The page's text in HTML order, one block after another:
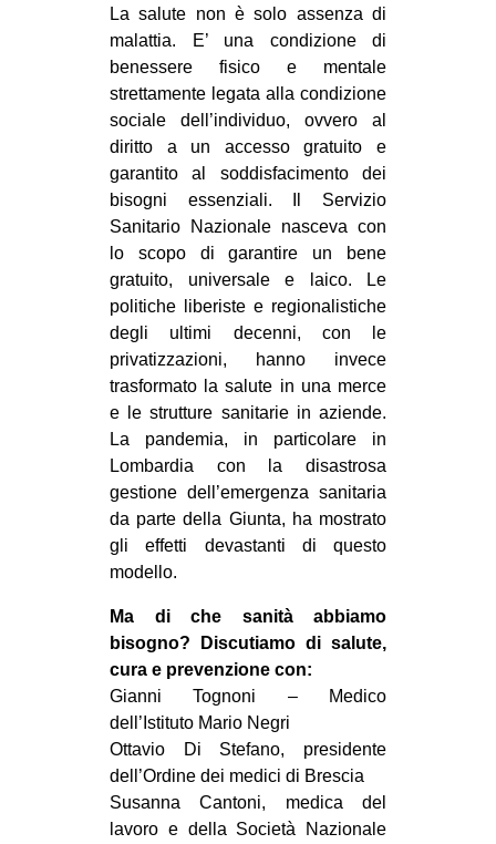
MIGRAZIONI
PRECARIATO
REPRESSIONE
STUDENTI
CULTURE
ARTE
CINEMA
MANIFESTI
RECENSIONI
INTERNAZIONALE
AFRICA
AMERICHE
EUROPA
MEDIO ORIENTE
EVENTI
in
Fb
La salute non è solo assenza di
malattia. E’ una condizione di
benessere fisico e mentale
strettamente legata alla condizione
sociale dell’individuo, ovvero al
diritto a un accesso gratuito e
garantito al soddisfacimento dei
bisogni essenziali. Il Servizio
Sanitario Nazionale nasceva con
lo scopo di garantire un bene
gratuito, universale e laico. Le
politiche liberiste e regionalistiche
degli ultimi decenni, con le
privatizzazioni, hanno invece
trasformato la salute in una merce
e le strutture sanitarie in aziende.
La pandemia, in particolare in
Lombardia con la disastrosa
gestione dell’emergenza sanitaria
da parte della Giunta, ha mostrato
gli effetti devastanti di questo
modello.
Ma di che sanità abbiamo
bisogno? Discutiamo di salute,
cura e prevenzione con:
Gianni Tognoni – Medico
dell’Istituto Mario Negri
Ottavio Di Stefano, presidente
dell’Ordine dei medici di Brescia
Susanna Cantoni, medica del
lavoro e della Società Nazionale